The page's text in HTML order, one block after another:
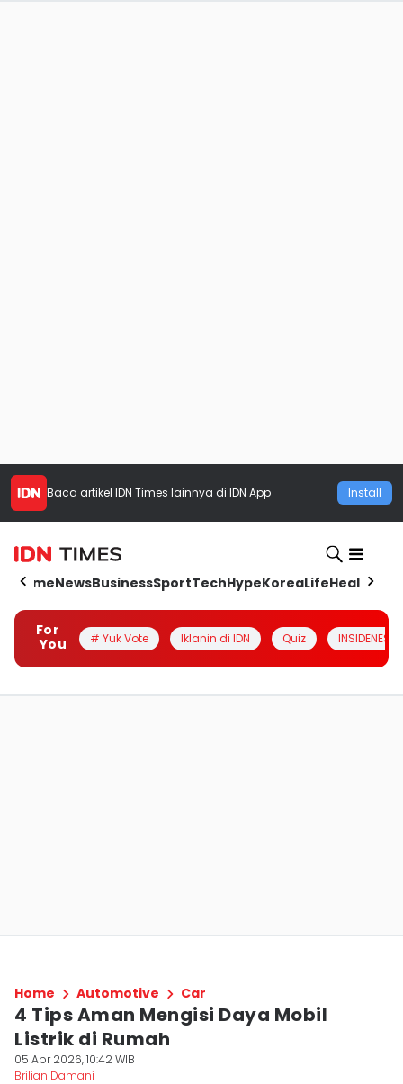
Baca artikel IDN Times lainnya di IDN App Install
HomeNewsBusinessSportTechHypeKoreaLifeHealth
For
You
# Yuk Vote Iklanin di IDN Quiz INSIDENESIA
Home Automotive Car
4 Tips Aman Mengisi Daya Mobil
Listrik di Rumah
05 Apr 2026, 10:42 WIB
Brilian Damani